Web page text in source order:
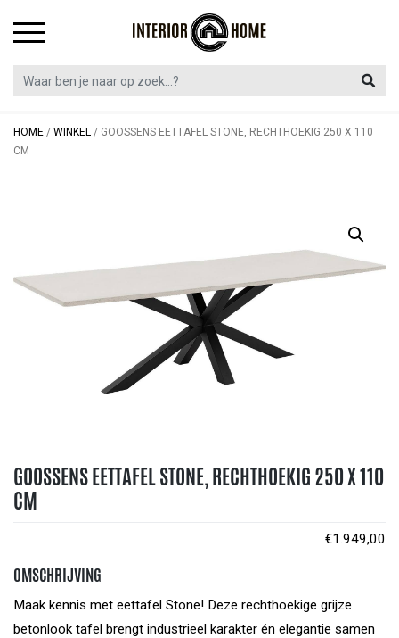
HOME / WINKEL / GOOSSENS EETTAFEL STONE, RECHTHOEKIG 250 X 110
CM
GOOSSENS EETTAFEL STONE, RECHTHOEKIG 250 X 110
CM
€1.949,00
OMSCHRIJVING
Maak kennis met eettafel Stone! Deze rechthoekige grijze
betonlook tafel brengt industrieel karakter én elegantie samen